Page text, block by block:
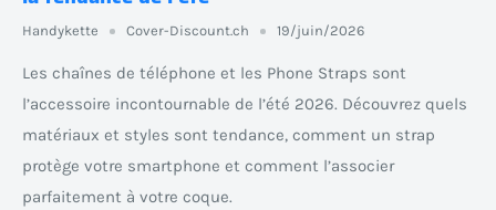
Handykette Cover-Discount.ch 19/juin/2026
Les chaînes de téléphone et les Phone Straps sont
l’accessoire incontournable de l’été 2026. Découvrez quels
matériaux et styles sont tendance, comment un strap
protège votre smartphone et comment l’associer
parfaitement à votre coque.